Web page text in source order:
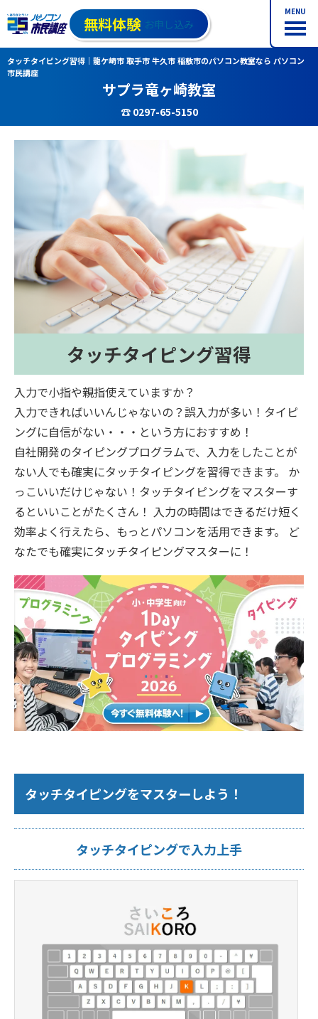
MENU
無料体験 お申し込み
タッチタイピング習得｜龍ケ崎市 取手市 牛久市 稲敷市のパソコン教室なら パソコン
市民講座
サプラ竜ヶ崎教室
☎ 0297-65-5150
タッチタイピング習得
入力で小指や親指使えていますか？
入力できればいいんじゃないの？誤入力が多い！タイピ
ングに自信がない・・・という方におすすめ！
自社開発のタイピングプログラムで、入力をしたことが
ない人でも確実にタッチタイピングを習得できます。 か
っこいいだけじゃない！タッチタイピングをマスターす
るといいことがたくさん！ 入力の時間はできるだけ短く
効率よく行えたら、もっとパソコンを活用できます。 ど
なたでも確実にタッチタイピングマスターに！
タッチタイピングをマスターしよう！
タッチタイピングで入力上手